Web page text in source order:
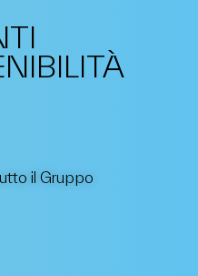
il Gruppo